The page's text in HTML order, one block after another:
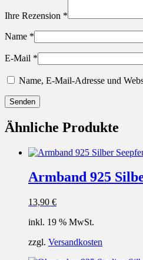
Ihre Rezension *
Name *
E-Mail *
Name, E-Mail-Adresse und
Ähnliche Produkte
Armband 925
13,90 €
inkl. 19 % MwSt.
zzgl. Versandkosten